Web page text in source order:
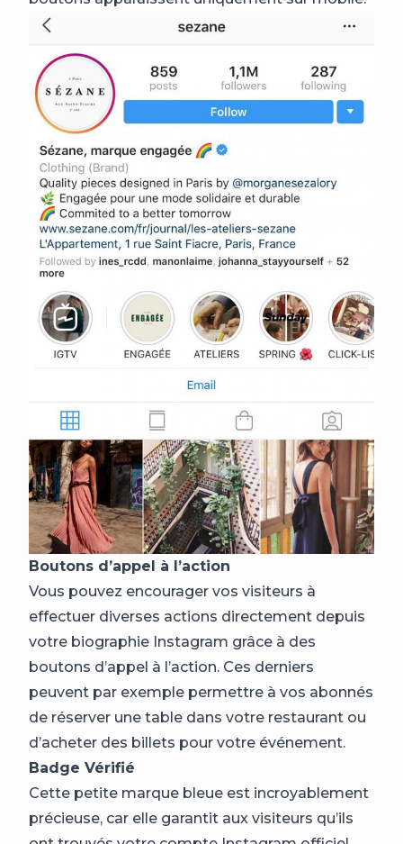
Boutons d’appel à l’action
Vous pouvez encourager vos visiteurs à
effectuer diverses actions directement depuis
votre biographie Instagram grâce à des
boutons d’appel à l’action. Ces derniers
peuvent par exemple permettre à vos abonnés
de réserver une table dans votre restaurant ou
d’acheter des billets pour votre événement.
Badge Vérifié
Cette petite marque bleue est incroyablement
précieuse, car elle garantit aux visiteurs qu’ils